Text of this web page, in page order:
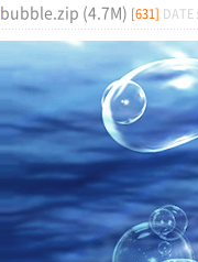
bubble.zip (4.7M) [631] DATE